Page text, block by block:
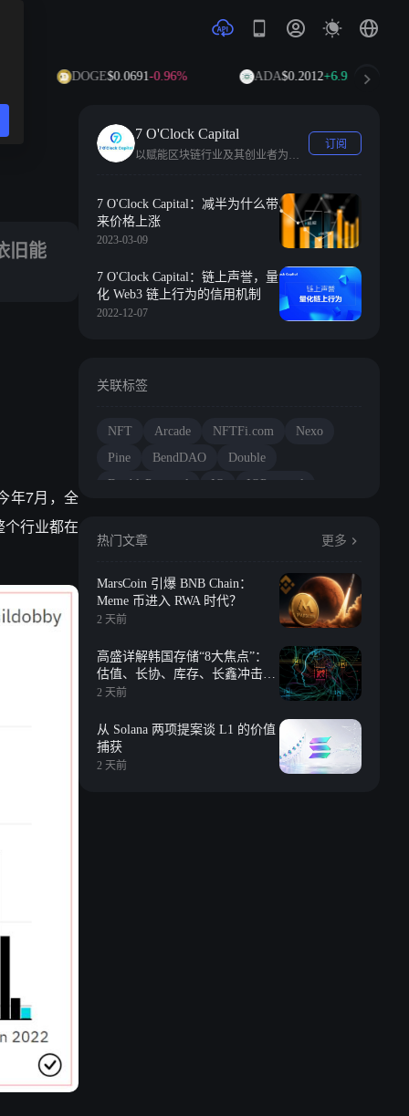
DOGE$0.0691-0.96% ADA$0.2012+6.95%
旧能
年7月，全
行业都在
7 O'Clock Capital
以赋能区块链行业及其创业者为使命的加密风险基金。
订阅
7 O'Clock Capital：减半为什么带
来价格上涨
2023-03-09
7 O'Clock Capital：链上声誉，量
化 Web3 链上行为的信用机制
2022-12-07
关联标签
NFT Arcade NFTFi.com
Nexo
Pine
BendDAO
Double
DoubleProtocol
IQ
IQProtocol
热门文章 更多
MarsCoin 引爆 BNB Chain：
Meme 币进入 RWA 时代？
2 天前
高盛详解韩国存储“8大焦点”：
估值、长协、库存、长鑫冲击、
回购等
2 天前
从 Solana 两项提案谈 L1 的价值
捕获
2 天前